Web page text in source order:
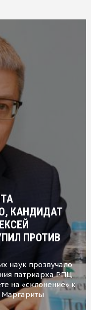
КАНДИДАТ
ПРОТИВ
наук прозвучало
патриарха РПЦ
на «склонение» к
Маргариты